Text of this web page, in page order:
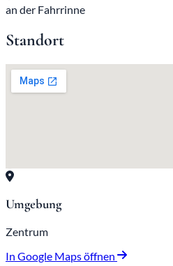
an der Fahrrinne
Standort
Umgebung
Zentrum
In Google Maps öffnen